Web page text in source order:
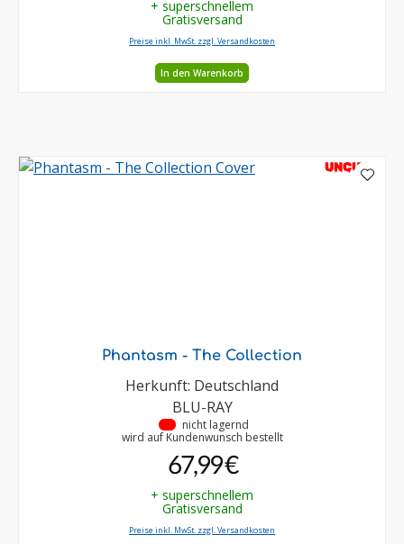
+ superschnellem
Gratisversand
Preise inkl. MwSt. zzgl. Versandkosten
In den Warenkorb
UNCUT
Phantasm - The Collection
Herkunft: Deutschland
BLU-RAY
nicht lagernd
wird auf Kundenwunsch bestellt
67,99 €
+ superschnellem
Gratisversand
Preise inkl. MwSt. zzgl. Versandkosten